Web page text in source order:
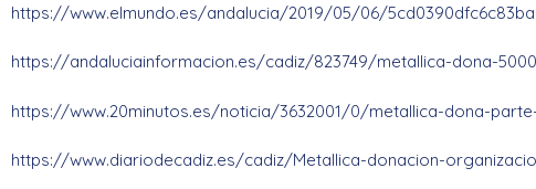
https://www.elmundo.es/andalucia/2019/05/06/
https://andaluciainformacion.es/cadiz/823749/metallica-dona-
https://www.20minutos.es/noticia/3632001/0/metallica-dona-
https://www.diariodecadiz.es/cadiz/Metallica-donacion-